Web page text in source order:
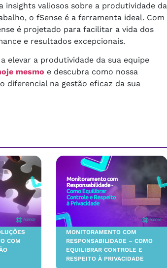
insights valiosos sobre a produtividade da
o fSense é a ferramenta ideal. Com
é projetado para facilitar a vida dos
e resultados excepcionais.
elevar a produtividade da sua equipe
mesmo e descubra como nossa
diferencial na gestão eficaz da sua
COM
MONITORAMENTO COM
RESPONSABILIDADE – COMO
EQUILIBRAR CONTROLE E
RESPEITO À PRIVACIDADE